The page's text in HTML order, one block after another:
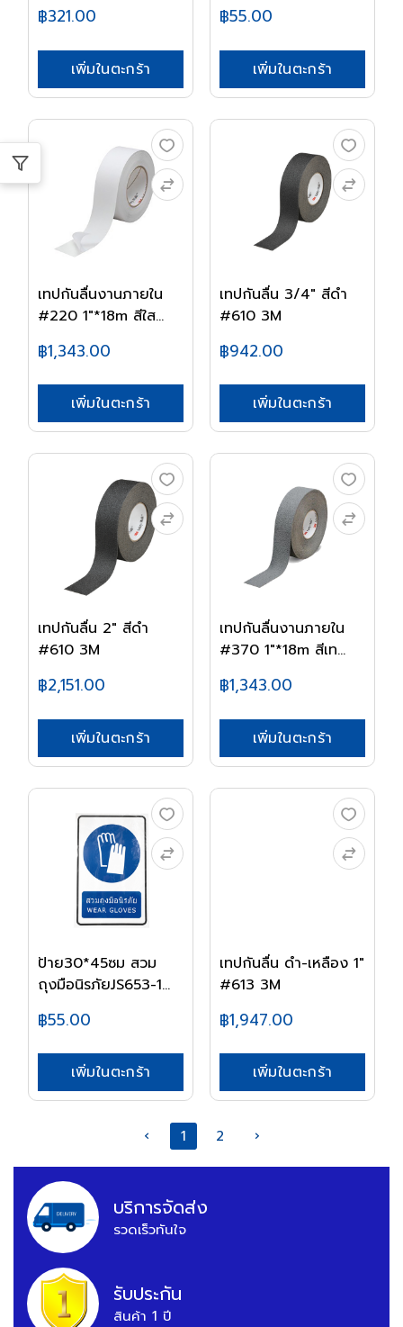
฿321.00
เพิ่มในตะกร้า
฿55.00
เพิ่มในตะกร้า
เทปกันลื่นงานภายใน
#220 1"*18m สีใส...
฿1,343.00
เพิ่มในตะกร้า
เทปกันลื่น 3/4" สีดำ
#610 3M
฿942.00
เพิ่มในตะกร้า
เทปกันลื่น 2" สีดำ
#610 3M
฿2,151.00
เพิ่มในตะกร้า
เทปกันลื่นงานภายใน
#370 1"*18m สีเท...
฿1,343.00
เพิ่มในตะกร้า
ป้าย30*45ซม สวม
ถุงมือนิรภัยJS653-1...
฿55.00
เพิ่มในตะกร้า
เทปกันลื่น ดำ-เหลือง 1"
#613 3M
฿1,947.00
เพิ่มในตะกร้า
‹ 1 2 ›
บริการจัดส่ง
รวดเร็วทันใจ
รับประกัน
สินค้า 1 ปี